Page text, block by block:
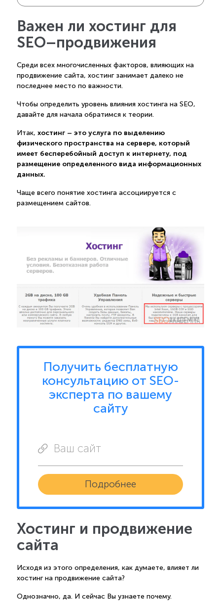
ХОЧЕШЬ В ТОП-3
САМОСТОЯТЕЛЬНО?
ДА
Важен ли хостинг для
SEO–продвижения
Среди всех многочисленных факторов, влияющих на
продвижение сайта, хостинг занимает далеко не
последнее место по важности.
Чтобы определить уровень влияния хостинга на SEO,
давайте для начала обратимся к теории.
Итак, хостинг – это услуга по выделению
физического пространства на сервере, который
имеет бесперебойный доступ к интернету, под
размещение определенного вида информационных
данных.
Чаще всего понятие хостинга ассоциируется с
размещением сайтов.
Получить бесплатную
консультацию от SEO-
эксперта по вашему
сайту
Ваш сайт
Подробнее
Хостинг и продвижение
сайта
Исходя из этого определения, как думаете, влияет ли
хостинг на продвижение сайта?
Однозначно, да. И сейчас Вы узнаете почему.